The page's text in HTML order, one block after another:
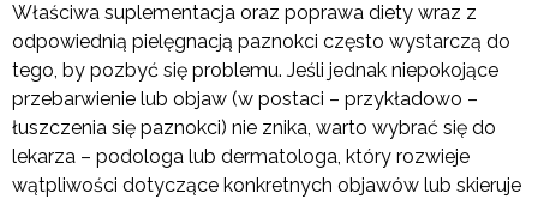
Właściwa suplementacja oraz poprawa diety wraz z
odpowiednią pielęgnacją paznokci często wystarczą do
tego, by pozbyć się problemu. Jeśli jednak niepokojące
przebarwienie lub objaw (w postaci – przykładowo –
łuszczenia się paznokci) nie znika, warto wybrać się do
lekarza – podologa lub dermatologa, który rozwieje
wątpliwości dotyczące konkretnych objawów lub skieruje